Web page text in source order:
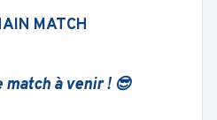
MATCH
match à venir ! 😎